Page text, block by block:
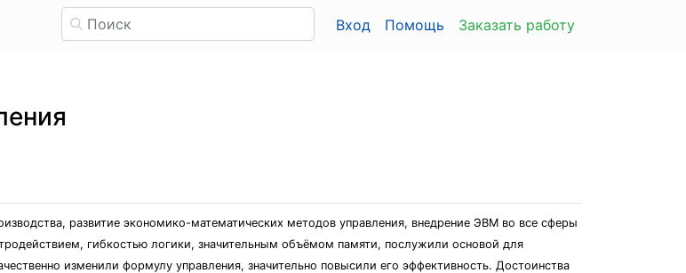
Вход Помощь Заказать работу
развитие экономико-математических методов управления, внедрение ЭВМ во все сферы
гибкостью логики, значительным объёмом памяти, послужили основой для
изменили формулу управления, значительно повысили его эффективность. Достоинства